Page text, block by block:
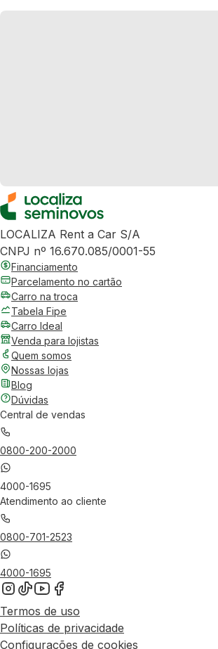
LOCALIZA Rent a Car S/A
CNPJ nº 16.670.085/0001-55
Financiamento
Parcelamento no cartão
Carro na troca
Tabela Fipe
Carro Ideal
Venda para lojistas
Quem somos
Nossas lojas
Blog
Dúvidas
Central de vendas
0800-200-2000
4000-1695
Atendimento ao cliente
0800-701-2523
4000-1695
Termos de uso
Políticas de privacidade
Configurações de cookies